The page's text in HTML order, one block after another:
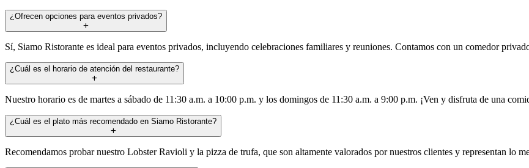
¿Ofrecen opciones para eventos privados?
Sí, Siamo Ristorante es ideal para eventos privados, incluyendo celebraciones familiares y reuniones. Contamos con un comedor
¿Cuál es el horario de atención del restaurante?
Nuestro horario es de martes a sábado de 11:30 a.m. a 10:00 p.m. y los domingos de 11:30 a.m. a 9:00 p.m. ¡Ven y disfruta de una
¿Cuál es el plato más recomendado en Siamo Ristorante?
Recomendamos probar nuestro Lobster Ravioli y la pizza de trufa, que son altamente valorados por nuestros clientes y representan lo